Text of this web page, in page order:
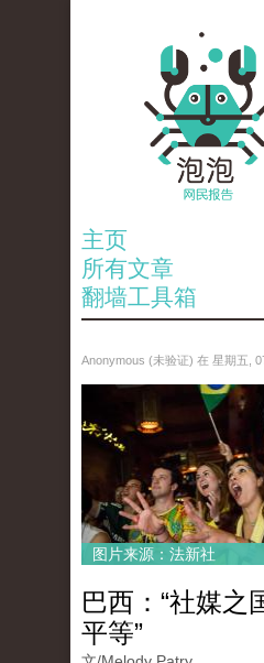
主页
所有文章
翻墙工具箱
Anonymous (未验证) 在 星期五,
anp-27659007.jpg
图片来源：法新社
巴西：“社媒之
平等”